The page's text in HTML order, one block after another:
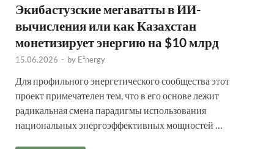
Экибастузские мегаватты в ИИ-
вычисления или как Казахстан
монетизирует энергию на $10 млрд
15.06.2026 - by E²nergy
Для профильного энергетического сообщества этот
проект примечателен тем, что в его основе лежит
радикальная смена парадигмы использования
национальных энергоэффективных мощностей …